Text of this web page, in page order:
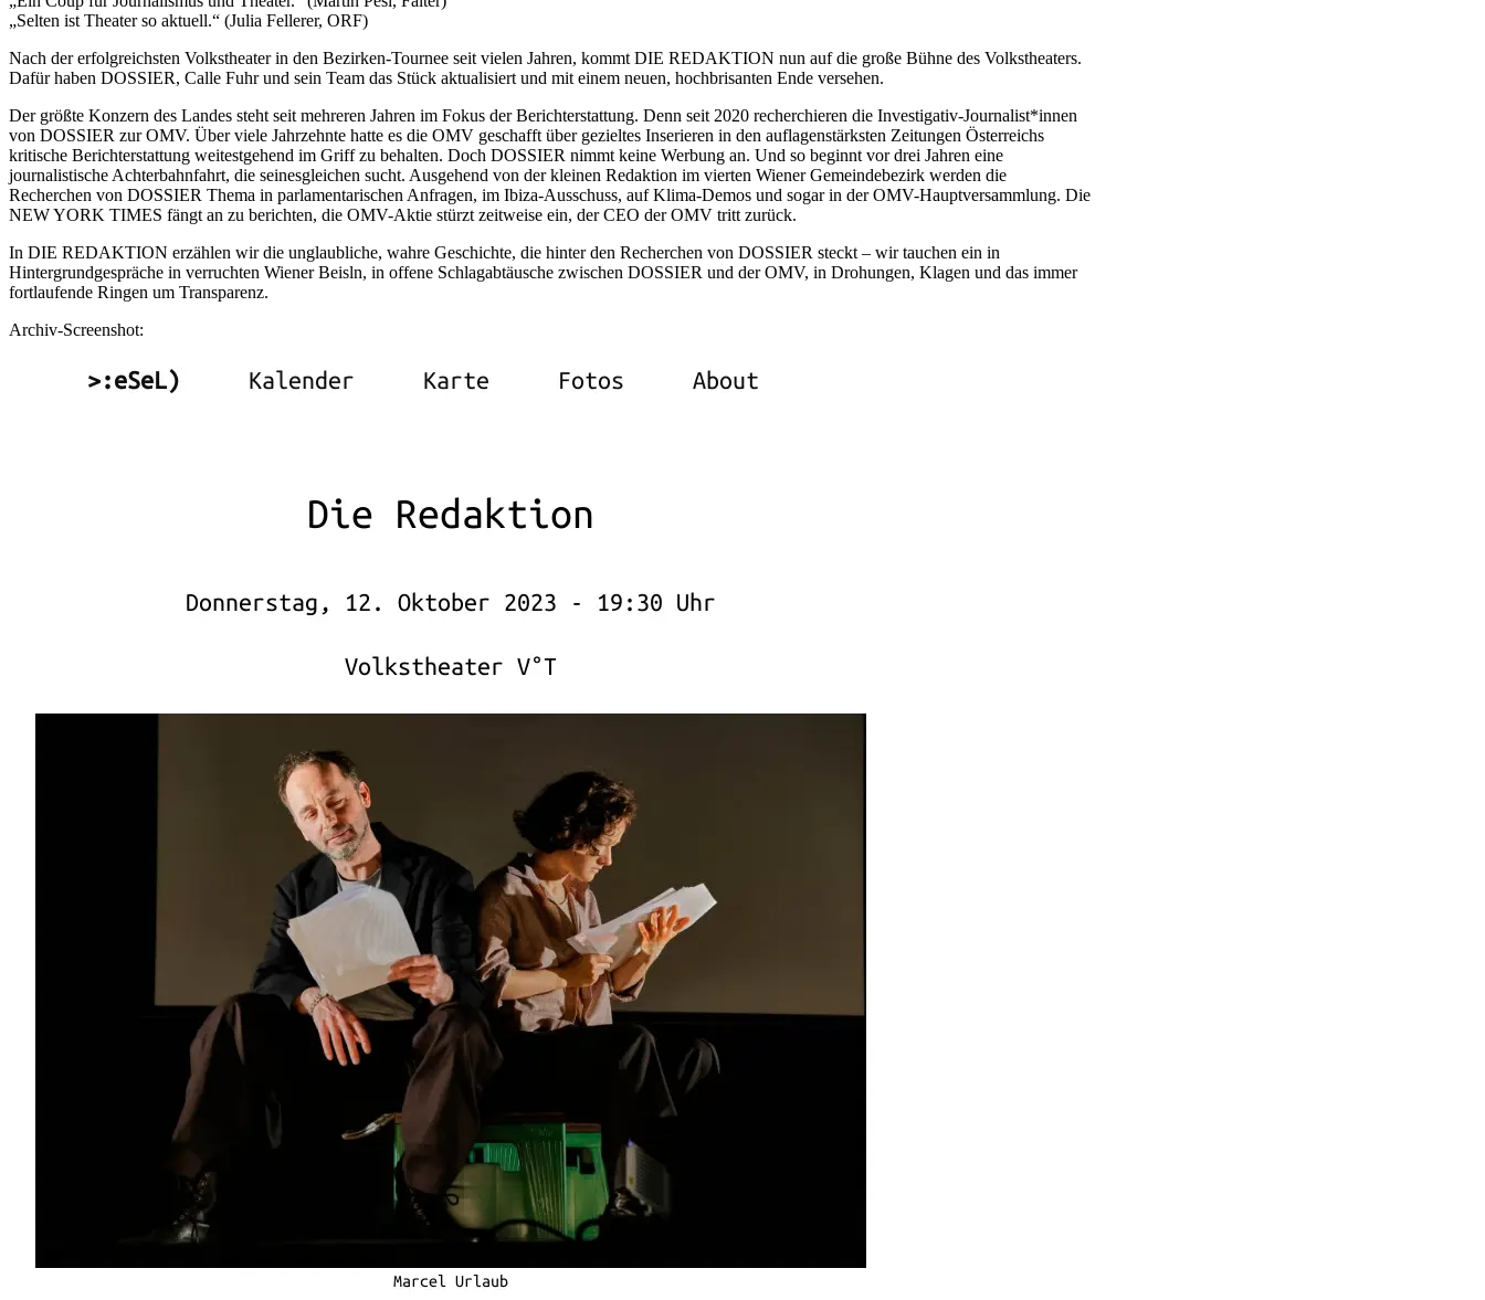
„Selten ist Theater so aktuell.“ (Julia Fellerer, ORF)
Nach der erfolgreichsten Volkstheater in den Bezirken-Tournee seit vielen Jahren, kommt DIE REDAKTION nun auf die große Bühne des Volkstheaters.
Dafür haben DOSSIER, Calle Fuhr und sein Team das Stück aktualisiert und mit einem neuen, hochbrisanten Ende versehen.
Der größte Konzern des Landes steht seit mehreren Jahren im Fokus der Berichterstattung. Denn seit 2020 recherchieren die Investigativ-Journalist*innen
von DOSSIER zur OMV. Über viele Jahrzehnte hatte es die OMV geschafft über gezieltes Inserieren in den auflagenstärksten Zeitungen Österreichs
kritische Berichterstattung weitestgehend im Griff zu behalten. Doch DOSSIER nimmt keine Werbung an. Und so beginnt vor drei Jahren eine
journalistische Achterbahnfahrt, die seinesgleichen sucht. Ausgehend von der kleinen Redaktion im vierten Wiener Gemeindebezirk werden die
Recherchen von DOSSIER Thema in parlamentarischen Anfragen, im Ibiza-Ausschuss, auf Klima-Demos und sogar in der OMV-Hauptversammlung. Die
NEW YORK TIMES fängt an zu berichten, die OMV-Aktie stürzt zeitweise ein, der CEO der OMV tritt zurück.
In DIE REDAKTION erzählen wir die unglaubliche, wahre Geschichte, die hinter den Recherchen von DOSSIER steckt – wir tauchen ein in
Hintergrundgespräche in verruchten Wiener Beisln, in offene Schlagabtäusche zwischen DOSSIER und der OMV, in Drohungen, Klagen und das immer
fortlaufende Ringen um Transparenz.
Archiv-Screenshot: